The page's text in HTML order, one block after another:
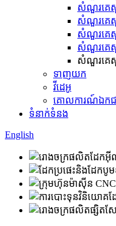
សំណួរគេសួ
សំណួរគេសួ
សំណួរគេសួ
សំណួរគេ
សំណួរគេ
ទាញយក
វីដេអូ
គោលការណ៍ឯកជ
ទំនាក់ទំនង
English